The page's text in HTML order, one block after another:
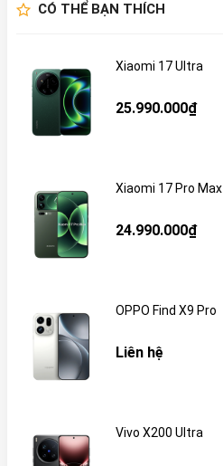
CÓ THỂ BẠN THÍCH
Xiaomi 17 Ultra
25.990.000₫
Xiaomi 17 Pro Max
24.990.000₫
OPPO Find X9 Pro
Liên hệ
Vivo X200 Ultra